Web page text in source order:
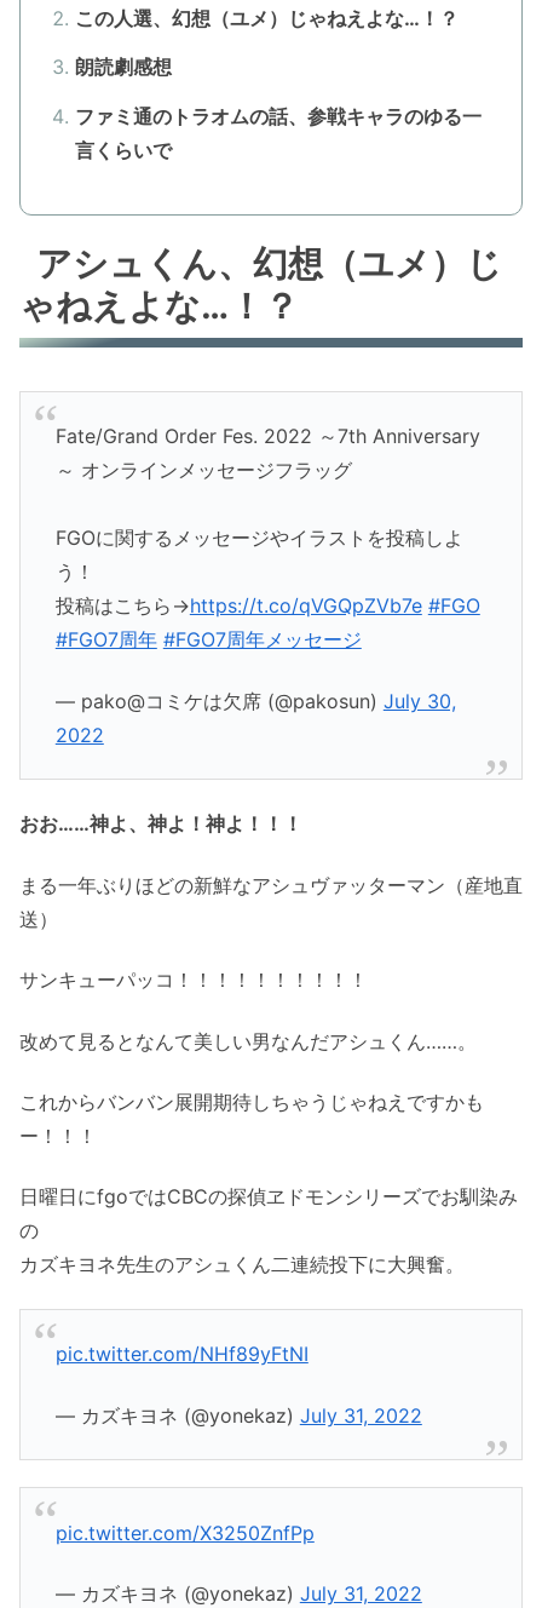
この人選、幻想（ユメ）じゃねえよな…！？
朗読劇感想
ファミ通のトラオムの話、参戦キャラのゆる一
言くらいで
アシュくん、幻想（ユメ）じ
ゃねえよな…！？
Fate/Grand Order Fes. 2022 ～7th Anniversary
～ オンラインメッセージフラッグ
FGOに関するメッセージやイラストを投稿しよ
う！
投稿はこちら→https://t.co/qVGQpZVb7e #FGO
#FGO7周年 #FGO7周年メッセージ
— pako@コミケは欠席 (@pakosun) July 30,
2022
おお……神よ、神よ！神よ！！！
まる一年ぶりほどの新鮮なアシュヴァッターマン（産地直
送）
サンキューパッコ！！！！！！！！！！
改めて見るとなんて美しい男なんだアシュくん……。
これからバンバン展開期待しちゃうじゃねえですかも
ー！！！
日曜日にfgoではCBCの探偵ヱドモンシリーズでお馴染み
の
カズキヨネ先生のアシュくん二連続投下に大興奮。
pic.twitter.com/NHf89yFtNI
— カズキヨネ (@yonekaz) July 31, 2022
pic.twitter.com/X3250ZnfPp
— カズキヨネ (@yonekaz) July 31, 2022